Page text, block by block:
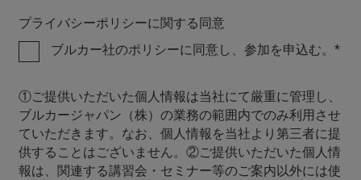
プライバシーポリシーに関する同意
ブルカー社のポリシーに同意し、参加を申込む。
①ご提供いただいた個人情報は当社にて厳重に管理し、
ブルカージャパン（株）の業務の範囲内でのみ利用させ
ていただきます。なお、個人情報を当社より第三者に提
供することはございません。②ご提供いただいた個人情
報は、関連する講習会・セミナー等のご案内以外には使